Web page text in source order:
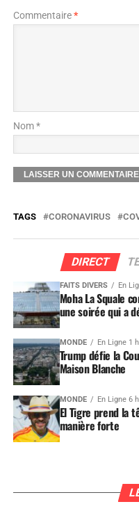
Commentaire*
Nom *
TAGS CORONAVIRUS
DIRECT
FAITS DIVERS En
Moha La Squale
une soirée qui a
MONDE En Ligne 1
Trump défie la
Maison Blanche
MONDE En Ligne 6
El Tigre prend la
manière forte